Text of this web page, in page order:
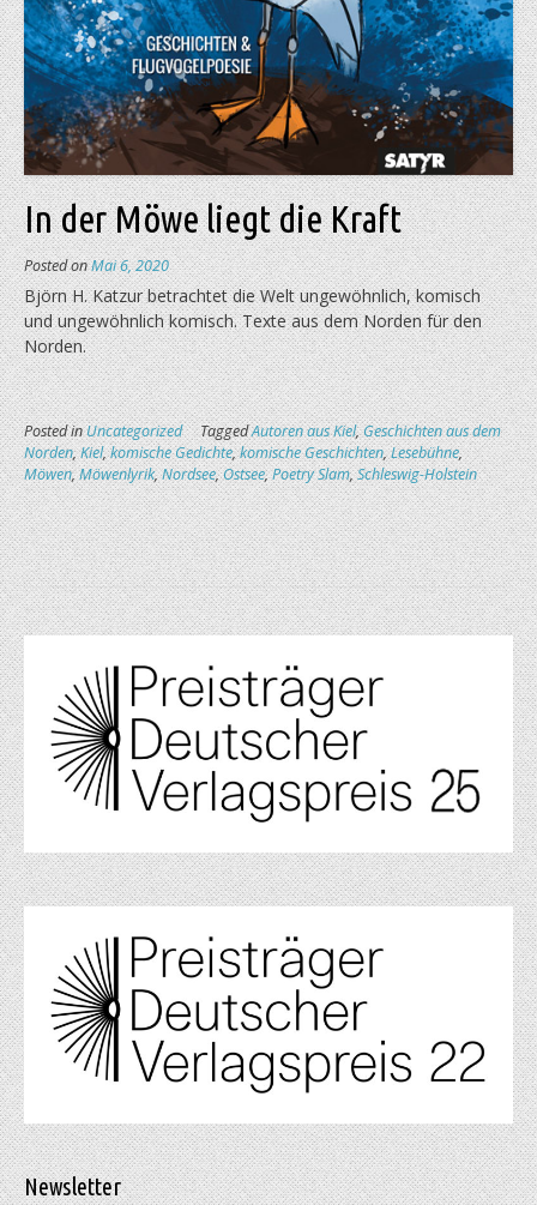
In der Möwe liegt die Kraft
Posted onMai 6, 2020
Björn H. Katzur betrachtet die Welt ungewöhnlich, komisch
und ungewöhnlich komisch. Texte aus dem Norden für den
Norden.
Posted inUncategorized TaggedAutoren aus Kiel,Geschichten aus dem
Norden,Kiel,komische Gedichte,komische Geschichten,Lesebühne,
Möwen,Möwenlyrik,Nordsee,Ostsee,Poetry Slam,Schleswig-Holstein
Newsletter